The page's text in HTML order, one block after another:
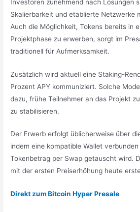
Investoren zunehmend nach Lösungen
Skalierbarkeit und etablierte Netzwerke
Auch die Möglichkeit, Tokens bereits in
Projektphase zu erwerben, sorgt im
traditionell für Aufmerksamkeit.
Zusätzlich wird aktuell eine Staking-
Prozent APY kommuniziert. Solche
dazu, frühe Teilnehmer an das Projekt
zu stabilisieren.
Der Erwerb erfolgt üblicherweise über
indem eine kompatible Wallet
Tokenbetrag per Swap getauscht wird.
mit der ersten Preiserhöhung heute
Direkt zum Bitcoin Hyper Presale